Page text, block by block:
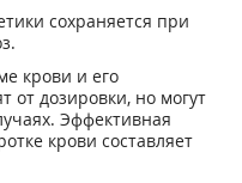
сохраняется при
крови и его
от дозировки, но могут
Эффективная
крови составляет